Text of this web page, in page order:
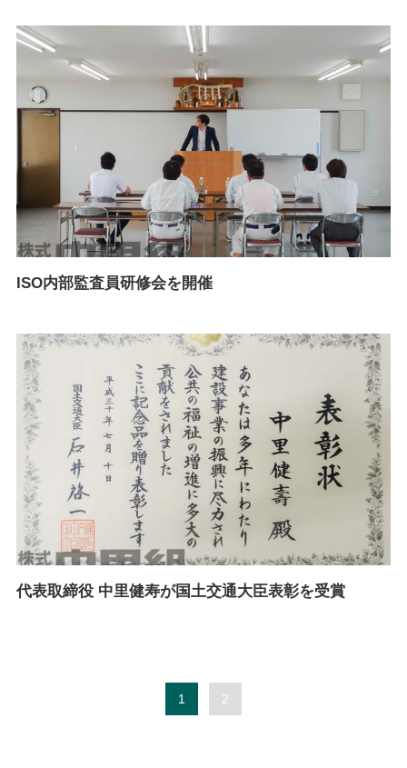
ISO内部監査員研修会を開催
代表取締役 中里健寿が国土交通大臣表彰を受賞
1 2